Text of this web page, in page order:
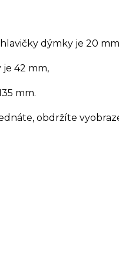
dýmky je 20
42 mm,
mm.
obdržíte